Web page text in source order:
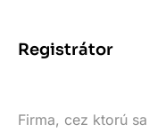
Registrátor
Firma, cez ktorú